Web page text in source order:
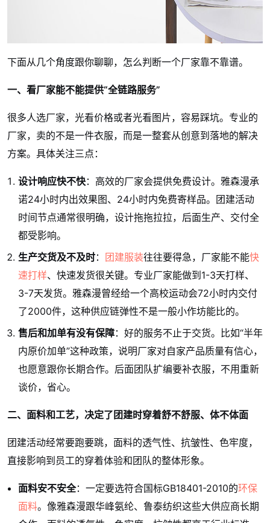
下面从几个角度跟你聊聊，怎么判断一个厂家靠不靠谱。
一、看厂家能不能提供“全链路服务”
很多人选厂家，光看价格或者光看图片，容易踩坑。专业的
厂家，卖的不是一件衣服，而是一整套从创意到落地的解决
方案。具体关注三点：
设计响应快不快：高效的厂家会提供免费设计。雅森漫承
诺24小时内出效果图、24小时内免费寄样品。团建活动
时间节点通常很明确，设计拖拖拉拉，后面生产、交付全
都受影响。
生产交货及不及时： 团建服装往往要得急，厂家能不能快
速打样、快速发货很关键。专业厂家能做到1-3天打样、
3-7天发货。雅森漫曾经给一个高校运动会72小时内交付
了2000件，这种供应链弹性不是一般小作坊能比的。
售后和加单有没有保障：好的服务不止于交货。比如“半年
内原价加单”这种政策，说明厂家对自家产品质量有信心，
也愿意跟你长期合作。后面团队扩编要补衣服，不用重新
谈价，省心。
二、面料和工艺，决定了团建时穿着舒不舒服、体不体面
团建活动经常要跑要跳，面料的透气性、抗皱性、色牢度，
直接影响到员工的穿着体验和团队的整体形象。
面料安不安全：一定要选符合国标GB18401-2010的环保
面料。像雅森漫跟华峰氨纶、鲁泰纺织这些大供应商长期